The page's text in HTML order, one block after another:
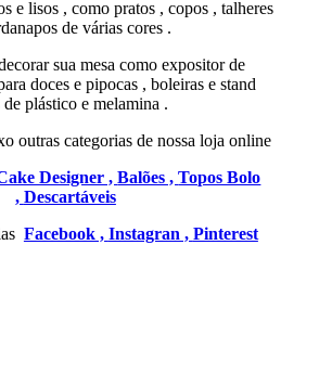
e lisos , como pratos , copos , talheres
de várias cores .
sua mesa como expositor de
doces e pipocas , boleiras e stand
de plástico e melamina .
outras categorias de nossa loja online
Designer ,Balões ,Topos Bolo
, Descartáveis
Facebook , Instagran , Pinterest